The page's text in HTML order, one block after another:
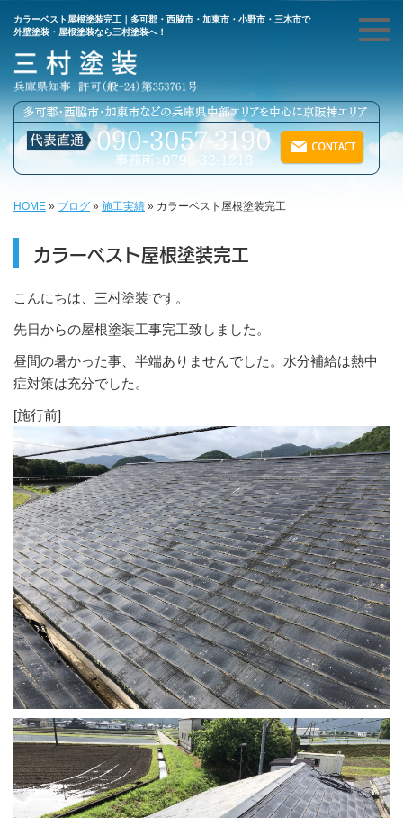
カラーベスト屋根塗装完工｜多可郡・西脇市・加東市・小野市・三木市で
外壁塗装・屋根塗装なら三村塗装へ！
HOME » ブログ » 施工実績 » カラーベスト屋根塗装完工
カラーベスト屋根塗装完工
こんにちは、三村塗装です。
先日からの屋根塗装工事完工致しました。
昼間の暑かった事、半端ありませんでした。水分補給は熱中
症対策は充分でした。
[施行前]